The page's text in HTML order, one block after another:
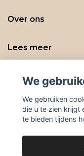
Over ons
Lees meer
Social media
We
We gebruiken
die u te zien krijgt
te bieden tijdens